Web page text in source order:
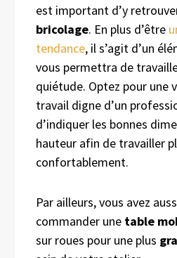
est important d’y
bricolage. En plus d’être
tendance, il s’agit d’un
vous permettra de
quiétude. Optez pour une
travail digne d’un
d’indiquer les bonnes
hauteur afin de travailler
confortablement.
Par ailleurs, vous avez
commander une table
sur roues pour une plus